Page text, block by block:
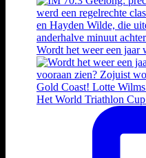
Wordt het weer een
Het World Triathlon